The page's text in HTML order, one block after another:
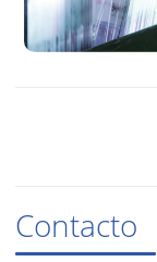
Contacto